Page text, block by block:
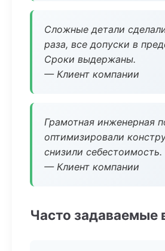
Сложные детали
раза, все допуски в
Сроки выдержаны.
— Клиент компании
Грамотная инженерная
оптимизировали
снизили себестоимость.
— Клиент компании
Часто задаваемые